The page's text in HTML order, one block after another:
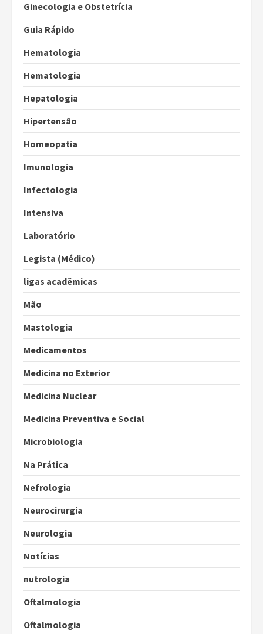
Ginecologia e Obstetrícia
Guia Rápido
Hematologia
Hematologia
Hepatologia
Hipertensão
Homeopatia
Imunologia
Infectologia
Intensiva
Laboratório
Legista (Médico)
ligas acadêmicas
Mão
Mastologia
Medicamentos
Medicina no Exterior
Medicina Nuclear
Medicina Preventiva e Social
Microbiologia
Na Prática
Nefrologia
Neurocirurgia
Neurologia
Notícias
nutrologia
Oftalmologia
Oftalmologia